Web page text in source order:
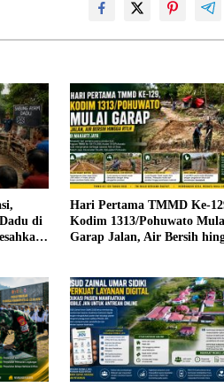
di
Hari Pertama TMMD Ke-
Kodim 1313/Pohuwato
Garap Jalan, Air Bersih